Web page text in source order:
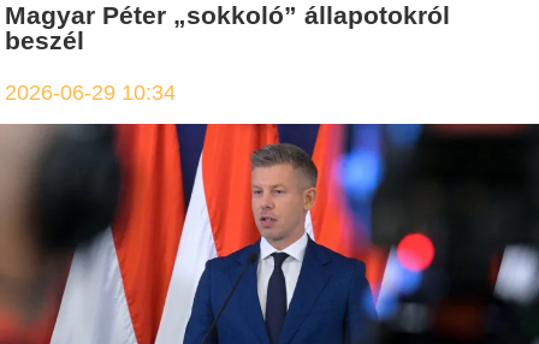
Magyar Péter „sokkoló” állapotokról
beszél
2026-06-29 10:34